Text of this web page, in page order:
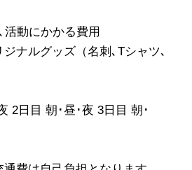
動にかかる費用
ナルグッズ（名刺､Tシャツ､
2日目 朝･昼･夜 3日目 朝･